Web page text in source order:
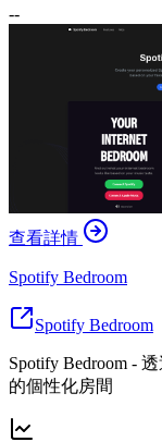
--
查看詳情
Spotify Bedroom
Spotify Bedroom
Spotify Bedroom -
的個性化房間